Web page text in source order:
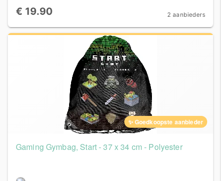
€ 19.90 2 aanbieders
✨ Goedkoopste aanbieder
Gaming Gymbag, Start - 37 x 34 cm - Polyester